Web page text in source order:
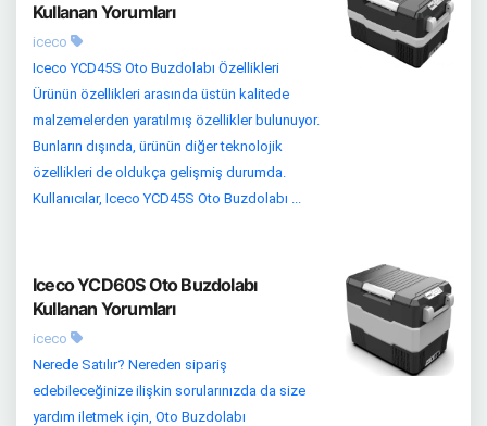
Kullanan Yorumları
iceco
Iceco YCD45S Oto Buzdolabı Özellikleri
Ürünün özellikleri arasında üstün kalitede
malzemelerden yaratılmış özellikler bulunuyor.
Bunların dışında, ürünün diğer teknolojik
özellikleri de oldukça gelişmiş durumda.
Kullanıcılar, Iceco YCD45S Oto Buzdolabı ...
Iceco YCD60S Oto Buzdolabı
Kullanan Yorumları
iceco
Nerede Satılır? Nereden sipariş
edebileceğinize ilişkin sorularınızda da size
yardım iletmek için, Oto Buzdolabı